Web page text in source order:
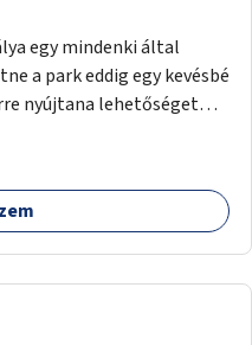
egy mindenki által
a park eddig egy kevésbé
nyújtana lehetőséget
emberek számára is.